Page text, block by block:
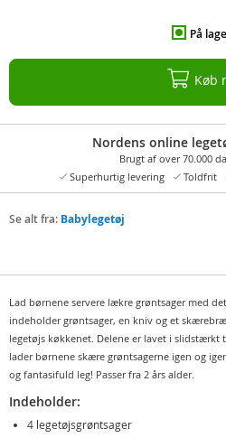
På
Køb
Nordens online
Brugt af over 70.000
Superhurtig levering
Toldfrit
Se alt fra: Babylegetøj
Lad børnene servere lækre grøntsager med
indeholder grøntsager, en kniv og et
legetøjs køkkenet. Delene er lavet i
lader børnene skære grøntsagerne igen og
og fantasifuld leg! Passer fra 2 års alder.
Indeholder:
4 legetøjsgrøntsager